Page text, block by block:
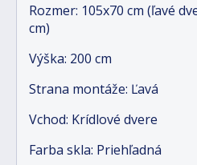
Rozmer: 105x70 cm (ľavé
cm)
Výška: 200 cm
Strana montáže: Ľavá
Vchod: Krídlové dvere
Farba skla: Priehľadná